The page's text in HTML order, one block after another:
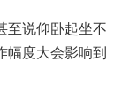
至说仰卧起坐不
幅度大会影响到